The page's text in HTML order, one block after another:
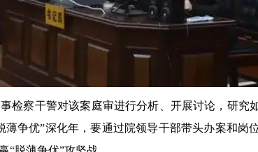
察干警对该案庭审进行分析、开展讨论，研究
争优”深化年，要通过院领导干部带头办案和